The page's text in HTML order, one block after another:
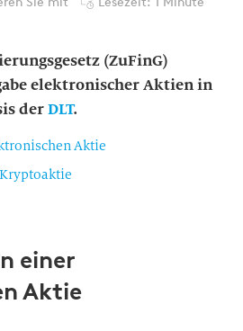
(ZuFinG)
elektronischer Aktien in
derDLT.
Aktie
einer
Aktie